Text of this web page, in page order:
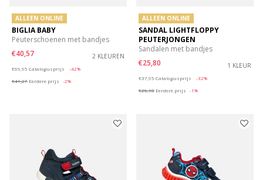
ALLEEN ONLINE
BIGLIA BABY
Peuterschoenen met bandjes
€40,57
2 KLEUREN
€69,95 Catalogusprijs
-42%
€41,27 Eerdere prijs -2%
ALLEEN ONLINE
SANDAL LIGHTFLOPPY
PEUTERJONGEN
Sandalen met bandjes
€25,80
1 KLEUR
€37,95 Catalogusprijs
-32%
€26,18 Eerdere prijs -1%